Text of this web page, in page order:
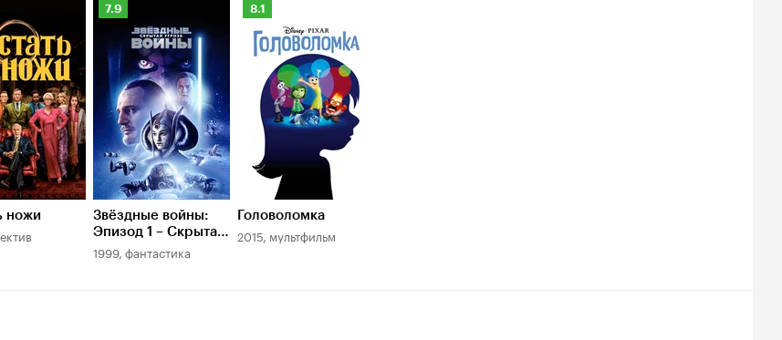
ножи
Рейтинг
Кинопоиска
7.9
7.9
Звёздные войны:
Эпизод 1 – Скрытая
угроза
1999, фантастика
Рейтинг
Кинопоиска
8.1
8.1
Головоломка
2015, мультфильм